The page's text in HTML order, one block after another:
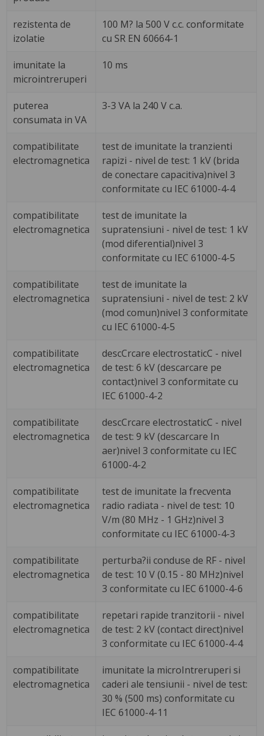
rezistenta de
izolatie
100 M? la 500 V c.c. conformitate
cu SR EN 60664-1
imunitate la
microintreruperi
10 ms
puterea
consumata in VA
3-3 VA la 240 V c.a.
compatibilitate
electromagnetica
test de imunitate la tranzienti
rapizi - nivel de test: 1 kV (brida
de conectare capacitiva)nivel 3
conformitate cu IEC 61000-4-4
compatibilitate
electromagnetica
test de imunitate la
supratensiuni - nivel de test: 1 kV
(mod diferential)nivel 3
conformitate cu IEC 61000-4-5
compatibilitate
electromagnetica
test de imunitate la
supratensiuni - nivel de test: 2 kV
(mod comun)nivel 3 conformitate
cu IEC 61000-4-5
compatibilitate
electromagnetica
descCrcare electrostaticC - nivel
de test: 6 kV (descarcare pe
contact)nivel 3 conformitate cu
IEC 61000-4-2
compatibilitate
electromagnetica
descCrcare electrostaticC - nivel
de test: 9 kV (descarcare In
aer)nivel 3 conformitate cu IEC
61000-4-2
compatibilitate
electromagnetica
test de imunitate la frecventa
radio radiata - nivel de test: 10
V/m (80 MHz - 1 GHz)nivel 3
conformitate cu IEC 61000-4-3
compatibilitate
electromagnetica
perturba?ii conduse de RF - nivel
de test: 10 V (0.15 - 80 MHz)nivel
3 conformitate cu IEC 61000-4-6
compatibilitate
electromagnetica
repetari rapide tranzitorii - nivel
de test: 2 kV (contact direct)nivel
3 conformitate cu IEC 61000-4-4
compatibilitate
electromagnetica
imunitate la microIntreruperi si
caderi ale tensiunii - nivel de test:
30 % (500 ms) conformitate cu
IEC 61000-4-11